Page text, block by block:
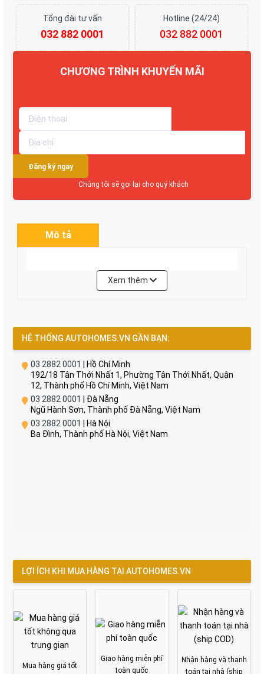
Tổng đài tư vấn
032 882 0001
Hotline (24/24)
032 882 0001
CHƯƠNG TRÌNH KHUYẾN MÃI
Đăng ký ngay
Chúng tôi sẽ gọi lại cho quý khách
Mô tả
Xem thêm
HỆ THỐNG AUTOHOMES.VN GẦN BẠN:
03 2882 0001
| Hồ Chí Minh
192/18 Tân Thới Nhất 1, Phường Tân Thới Nhất, Quận
12, Thành phố Hồ Chí Minh, Việt Nam
03 2882 0001
| Đà Nẵng
Ngũ Hành Sơn, Thành phố Đà Nẵng, Việt Nam
03 2882 0001
| Hà Nội
Ba Đình, Thành phố Hà Nội, Việt Nam
LỢI ÍCH KHI MUA HÀNG TẠI AUTOHOMES.VN
Mua hàng giá tốt
Giao hàng miễn phí
toàn quốc
Nhận hàng và thanh
toán tại nhà (ship